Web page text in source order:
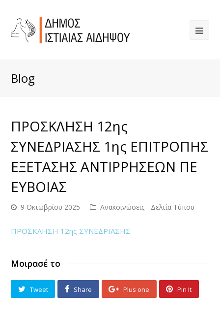
Blog
ΠΡΟΣΚΛΗΣΗ 12ης
ΣΥΝΕΔΡΙΑΣΗΣ 1ης ΕΠΙΤΡΟΠΗΣ
ΕΞΕΤΑΣΗΣ ΑΝΤΙΡΡΗΣΕΩΝ ΠΕ
ΕΥΒΟΙΑΣ
9 Οκτωβρίου 2025 Ανακοινώσεις - Δελτία Τύπου
ΠΡΟΣΚΛΗΣΗ 12ης ΣΥΝΕΔΡΙΑΣΗΣ
Μοιρασέ το
Tweet Share Plus one Pin It